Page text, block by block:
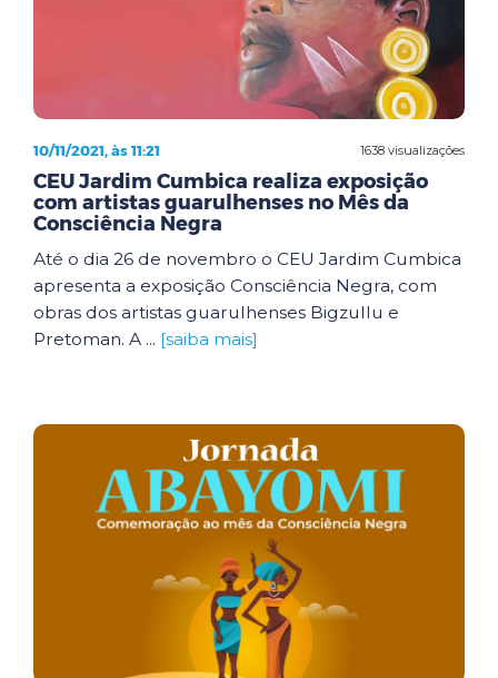
1638 visualizações
10/11/2021, às 11:21
CEU Jardim Cumbica realiza exposição
com artistas guarulhenses no Mês da
Consciência Negra
Até o dia 26 de novembro o CEU Jardim Cumbica
apresenta a exposição Consciência Negra, com
obras dos artistas guarulhenses Bigzullu e
Pretoman. A ... [saiba mais]